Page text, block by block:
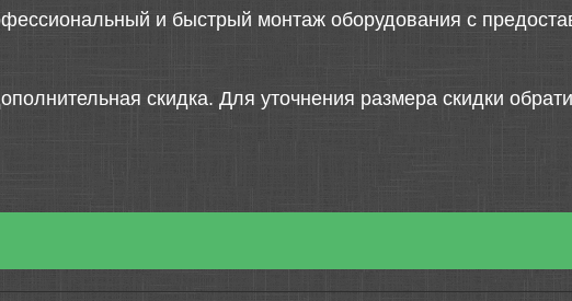
и быстрый монтаж оборудования с
скидка. Для уточнения размера скидки